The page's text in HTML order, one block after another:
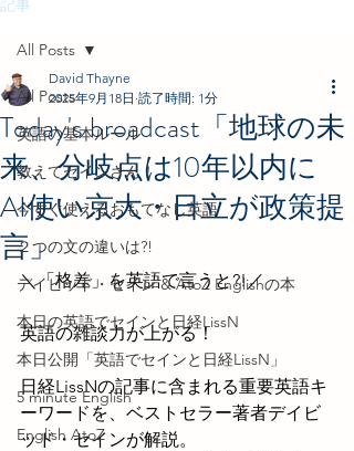
記事
All Posts
英語の基本ルール
教えてセインさん！
今すぐ使えるおもてなし英語
２つの文の違いは?!
デイビッド・セイン & AtoZ Englishの本
本日の英語でセインと日経LissN
本日公開「英語でセインと日経LissN」
5 minute English
English AtoZ
All Posts
Today's broadcast「地球の未
来、分岐点は10年以内に
AI使い京大・日立が政策提
言」
David Thayne
2025年9月18日 読了時間: 1分
＼「格差」を英語で言うと?!／
英語の雑談力が上がる！
日経LissNの記事に含まれる重要英語キ
ーワードを、ベストセラー著者デイビ
ッド・セインが解説。